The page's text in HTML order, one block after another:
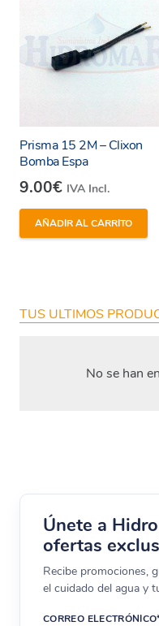
Enviar
Prisma 15 2M – Clixon
Bomba Espa
9.00€ IVA Incl.
AÑADIR AL CARRITO
TUS ULTIMOS
No se han
Únete a
ofertas
Recibe promociones,
el cuidado del agua y
CORREO